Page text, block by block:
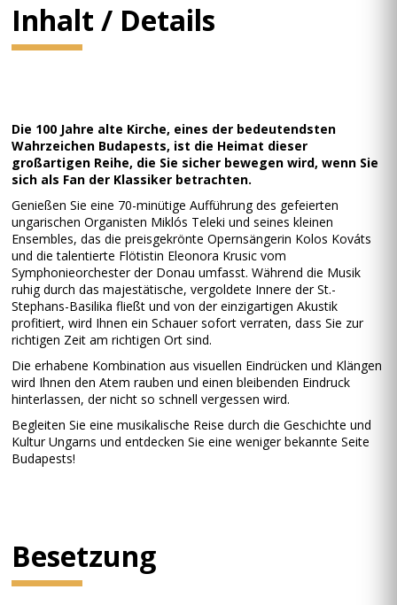
Inhalt / Details
Die 100 Jahre alte Kirche, eines der bedeutendsten
Wahrzeichen Budapests, ist die Heimat dieser
großartigen Reihe, die Sie sicher bewegen wird, wenn Sie
sich als Fan der Klassiker betrachten.
Genießen Sie eine 70-minütige Aufführung des gefeierten
ungarischen Organisten Miklós Teleki und seines kleinen
Ensembles, das die preisgekrönte Opernsängerin Kolos Kováts
und die talentierte Flötistin Eleonora Krusic vom
Symphonieorchester der Donau umfasst. Während die Musik
ruhig durch das majestätische, vergoldete Innere der St.-
Stephans-Basilika fließt und von der einzigartigen Akustik
profitiert, wird Ihnen ein Schauer sofort verraten, dass Sie zur
richtigen Zeit am richtigen Ort sind.
Die erhabene Kombination aus visuellen Eindrücken und Klängen
wird Ihnen den Atem rauben und einen bleibenden Eindruck
hinterlassen, der nicht so schnell vergessen wird.
Begleiten Sie eine musikalische Reise durch die Geschichte und
Kultur Ungarns und entdecken Sie eine weniger bekannte Seite
Budapests!
Besetzung